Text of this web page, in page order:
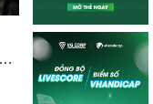
Quảng Ninh,
tác, hướng tới